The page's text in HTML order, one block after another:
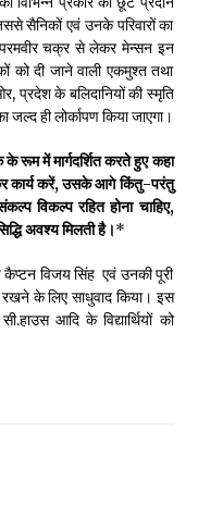
सैनिकों एवं उनके परिवारों का
चक्र से लेकर मेन्सन इन
को दी जाने वाली एकमुश्त तथा
प्रदेश के बलिदानियों की स्मृति
जल्द ही लोर्कापण किया जाएगा।
रूम में मार्गदर्शित करते हुए कहा
कार्य करें, उसके आगे किंतु-परंतु
विकल्प रहित होना चाहिए,
अवश्य मिलती है।*
कैप्टन विजय सिंह एवं उनकी पूरी
रखने के लिए साधुवाद किया। इस
आदि के विद्यार्थियों को